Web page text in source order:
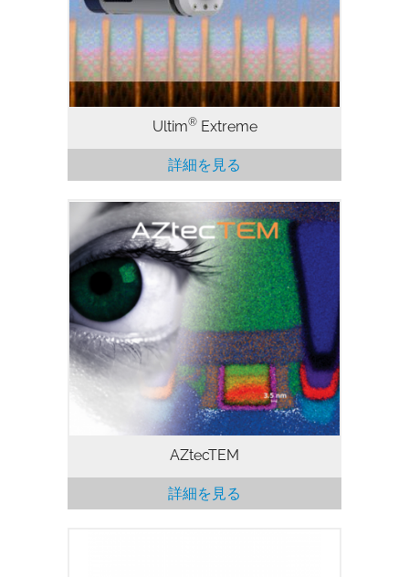
ンドウレス構造を組み合わせることによ
り、従来の大面積 SDD の最大 15 倍の感
度を実現することができます。
Ultim®Extreme
詳細を見る
AZtecTEM は、高度な TEM アプリケーシ
ョン向けに特別に最適化された革新的な
EDS ソフトウェアです。 AZtecTEM は、
ナノスケールでの材料の特性評価に対する
独自のシステム的アプローチです。30 年
以上にわたるオックスフォード・インスト
ゥルメンツの TEM 技術の経験に基づく
AZtec には、TEM 向けの次世代 EDS シ
ステムに期待されるもののすべてが含まれ
ています。
AZtecTEM
詳細を見る